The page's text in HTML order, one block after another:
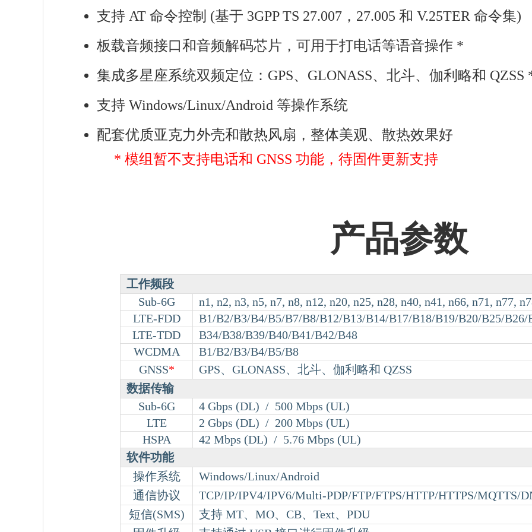
支持 AT 命令控制 (基于 3GPP TS 27.007，27.005 和 V.25TER 命令集)
板载音频接口和音频解码芯片，可用于打电话等语音操作 *
集成多星座系统双频定位：GPS、GLONASS、北斗、伽利略和 QZSS
支持 Windows/Linux/Android 等操作系统
配套优质亚克力外壳和散热风扇，整体美观、散热效果好
* 模组暂不支持电话和 GNSS 功能，待固件更新支持
产品参数
工作频段
Sub-6G
n1, n2, n3, n5, n7, n8, n12, n20, n25, n28, n40, n41, n66, n71, n77,
LTE-FDD
B1/B2/B3/B4/B5/B7/B8/B12/B13/B14/B17/B18/B19/B20/B25/B26/
LTE-TDD
B34/B38/B39/B40/B41/B42/B48
WCDMA
B1/B2/B3/B4/B5/B8
GNSS*
GPS、GLONASS、北斗、伽利略和 QZSS
数据传输
Sub-6G
4 Gbps (DL) / 500 Mbps (UL)
LTE
2 Gbps (DL) / 200 Mbps (UL)
HSPA
42 Mbps (DL) / 5.76 Mbps (UL)
软件功能
操作系统
Windows/Linux/Android
通信协议
TCP/IP/IPV4/IPV6/Multi-PDP/FTP/FTPS/HTTP/HTTPS/MQTTS/
短信(SMS)
支持 MT、MO、CB、Text、PDU